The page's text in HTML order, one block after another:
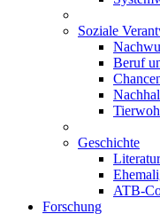
Soziale
Beruf
Geschichte
Literatur
ATB-
Forschung